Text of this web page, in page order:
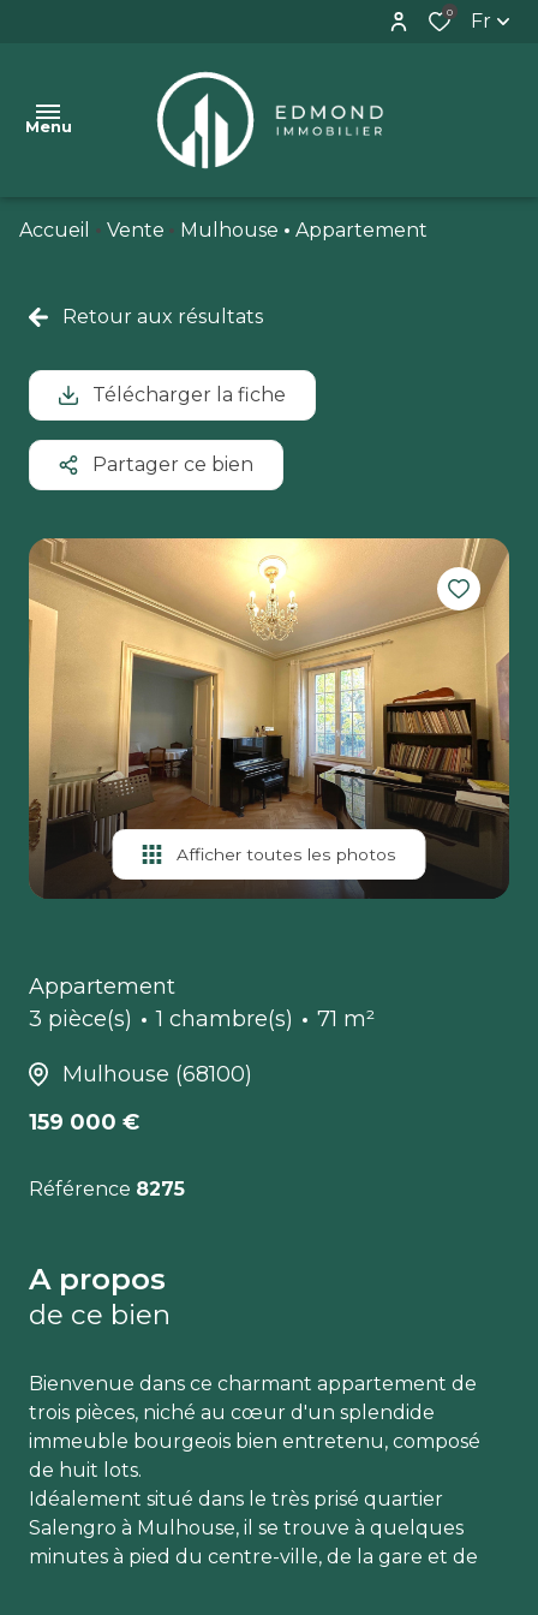
0 Fr
Menu
BIENS
ESTIMATION
CONTACT
Accueil Vente Mulhouse Appartement
Retour aux résultats
Télécharger la fiche
Partager ce bien
Afficher toutes les photos
Appartement
3 pièce(s)
1 chambre(s) 71 m²
Mulhouse (68100)
159 000 €
Référence 8275
A propos
de ce bien
Bienvenue dans ce charmant appartement de
trois pièces, niché au cœur d'un splendide
immeuble bourgeois bien entretenu, composé
de huit lots.
Idéalement situé dans le très prisé quartier
Salengro à Mulhouse, il se trouve à quelques
minutes à pied du centre-ville, de la gare et de